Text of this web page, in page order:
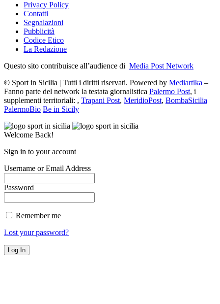
Privacy Policy
Contatti
Segnalazioni
Pubblicità
Codice Etico
La Redazione
Questo sito contribuisce all’audience di Media Post Network
© Sport in Sicilia | Tutti i diritti riservati. Powered by Mediartika –
Fanno parte del network la testata giornalistica Palermo Post, i
supplementi territoriali: , Trapani Post, MeridioPost, BombaSicilia
PalermoBio Be in Sicily
Welcome Back!
Sign in to your account
Username or Email Address
Password
Remember me
Lost your password?